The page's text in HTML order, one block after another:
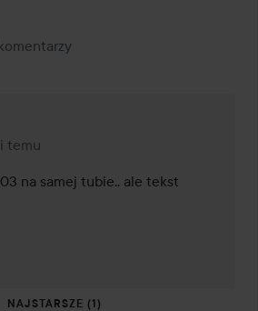
temu
został dodany 2 tygodni temu
na samej tubie.. ale tekst
NAJSTARSZE (1)